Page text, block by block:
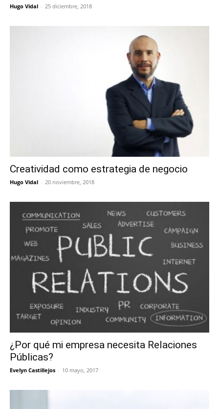
Hugo Vidal - 25 diciembre, 2018
Creatividad como estrategia de negocio
Hugo Vidal - 20 noviembre, 2018
¿Por qué mi empresa necesita Relaciones
Públicas?
Evelyn Castillejos - 10 mayo, 2017